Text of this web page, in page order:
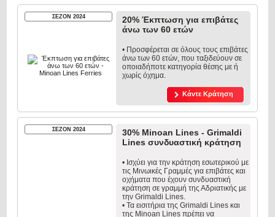
ΣΕΖΟΝ 2024
20% Έκπτωση για επιβάτες
άνω των 60 ετών
• Προσφέρεται σε όλους τους επιβάτες
άνω των 60 ετών, που ταξιδεύουν σε
οποιαδήποτε κατηγορία θέσης με ή
χωρίς όχημα.
Κάντε Κράτηση
ΣΕΖΟΝ 2024
30% Minoan Lines - Grimaldi
Lines συνδυαστική κράτηση
• Ισχύει για την κράτηση εσωτερικού με
τις Μινωικές Γραμμές για επιβάτες και
οχήματα που έχουν συνδυαστική
κράτηση σε γραμμή της Αδριατικής με
την Grimaldi Lines.
• Τα εισιτήρια της Grimaldi Lines και
της Minoan Lines πρέπει να